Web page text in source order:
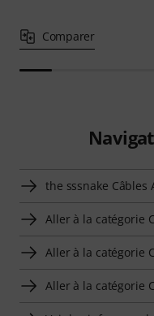
Comparer
the sssnake
Aller à la catégorie
Aller à la catégorie
Aller à la catégorie